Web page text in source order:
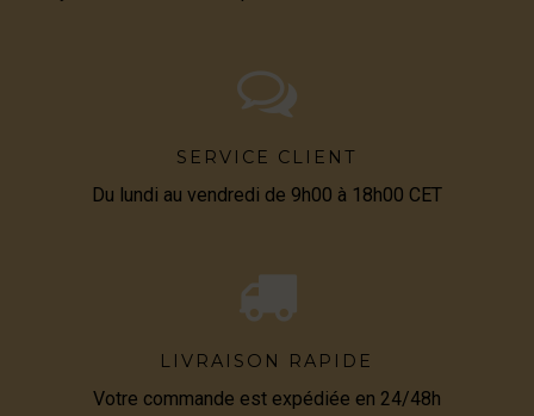
SERVICE CLIENT
Du lundi au vendredi de 9h00 à 18h00 CET
LIVRAISON RAPIDE
Votre commande est expédiée en 24/48h